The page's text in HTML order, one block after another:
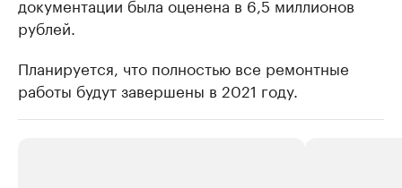
рублей.
Планируется, что полностью все ремонтные
работы будут завершены в 2021 году.